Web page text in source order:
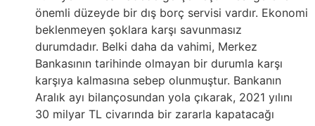
önemli düzeyde bir dış borç servisi vardır. Ekonomi
beklenmeyen şoklara karşı savunmasız
durumdadır. Belki daha da vahimi, Merkez
Bankasının tarihinde olmayan bir durumla karşı
karşıya kalmasına sebep olunmuştur. Bankanın
Aralık ayı bilançosundan yola çıkarak, 2021 yılını
30 milyar TL civarında bir zararla kapatacağı